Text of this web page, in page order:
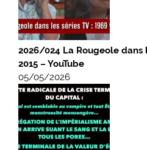
2026/024 La Rougeole dans
2015 – YouTube
05/05/2026